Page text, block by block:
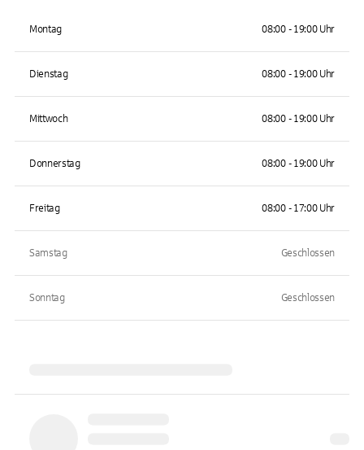
Montag 08:00 - 19:00 Uhr
Dienstag 08:00 - 19:00 Uhr
Mittwoch 08:00 - 19:00 Uhr
Donnerstag 08:00 - 19:00 Uhr
Freitag 08:00 - 17:00 Uhr
Samstag Geschlossen
Sonntag Geschlossen